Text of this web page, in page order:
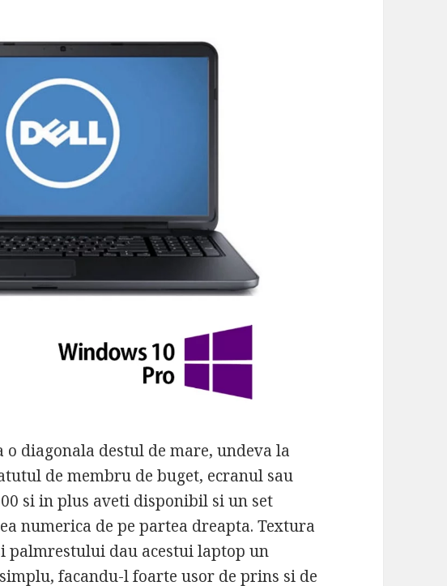
diagonala destul de mare, undeva la
de membru de buget, ecranul sau
si in plus aveti disponibil si un set
numerica de pe partea dreapta. Textura
palmrestului dau acestui laptop un
facandu-l foarte usor de prins si de